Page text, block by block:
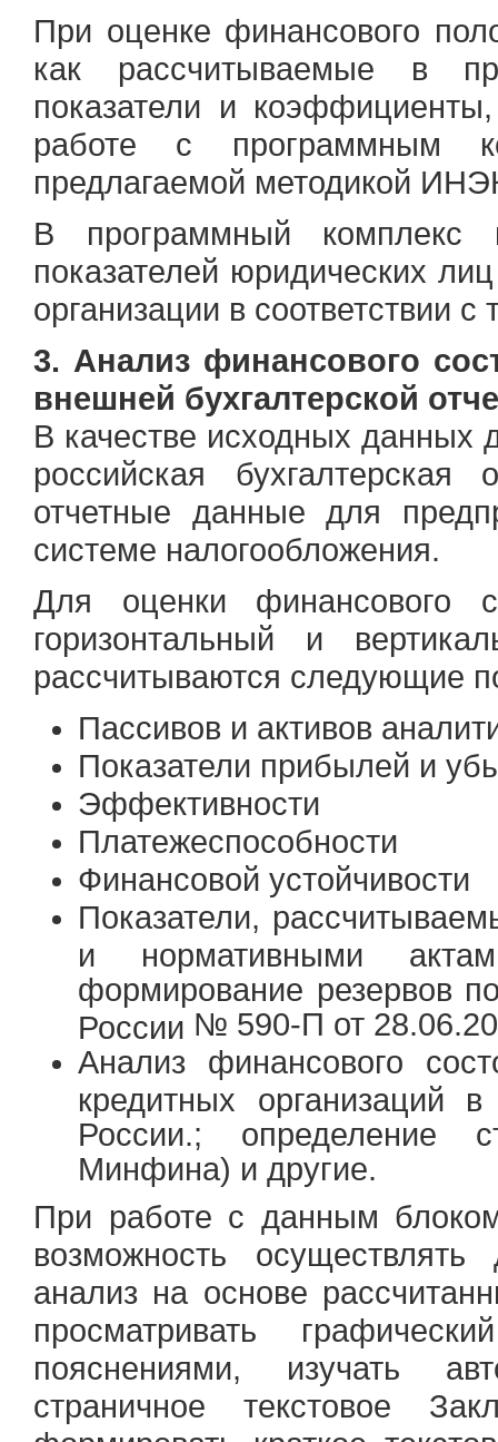
При оценке финансового
как рассчитываемые в
показатели и
работе с программным
предлагаемой методикой
В программный комплекс
показателей юридических
организации в соответствии
3. Анализ финансового
внешней бухгалтерской
В качестве исходных данных
российская
отчетные данные для
системе налогообложения.
Для оценки финансового
горизонтальный и
рассчитываются следующие
Пассивов и активов
Показатели прибылей и
Эффективности
Платежеспособности
Финансовой устойчивости
Показатели,
и нормативными
формирование резервов
России № 590-П от
Анализ финансового
кредитных организаций
России.; определение
Минфина) и другие.
При работе с данным
возможность осуществлять
анализ на основе
просматривать
пояснениями, изучать
страничное текстовое